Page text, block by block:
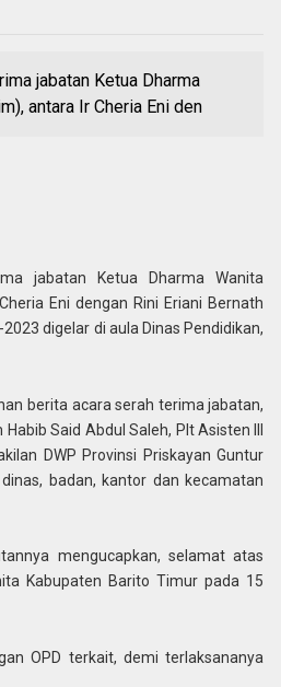
jabatan Ketua Dharma
antara Ir Cheria Eni den
jabatan Ketua Dharma Wanita
Eni dengan Rini Eriani Bernath
digelar di aula Dinas Pendidikan,
berita acara serah terima jabatan,
Said Abdul Saleh, Plt Asisten III
DWP Provinsi Priskayan Guntur
badan, kantor dan kecamatan
mengucapkan, selamat atas
Kabupaten Barito Timur pada 15
OPD terkait, demi terlaksananya